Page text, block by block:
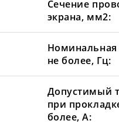
Сечение
экрана, мм2:
Номинальная
не более, Гц:
Допустимый
при
более, А: